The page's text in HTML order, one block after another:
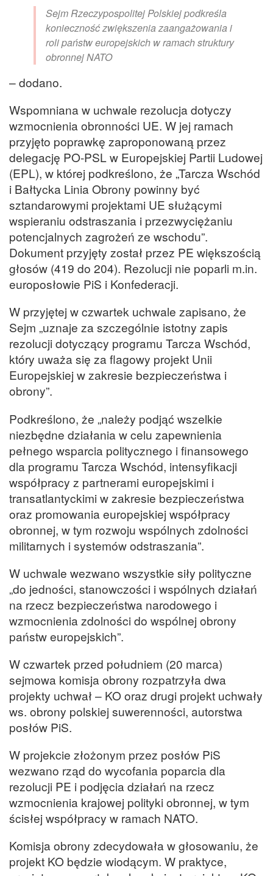
Sejm Rzeczypospolitej Polskiej podkreśla
konieczność zwiększenia zaangażowania i
roli państw europejskich w ramach struktury
obronnej NATO
– dodano.
Wspomniana w uchwale rezolucja dotyczy
wzmocnienia obronności UE. W jej ramach
przyjęto poprawkę zaproponowaną przez
delegację PO-PSL w Europejskiej Partii Ludowej
(EPL), w której podkreślono, że „Tarcza Wschód
i Bałtycka Linia Obrony powinny być
sztandarowymi projektami UE służącymi
wspieraniu odstraszania i przezwyciężaniu
potencjalnych zagrożeń ze wschodu”.
Dokument przyjęty został przez PE większością
głosów (419 do 204). Rezolucji nie poparli m.in.
europosłowie PiS i Konfederacji.
W przyjętej w czwartek uchwale zapisano, że
Sejm „uznaje za szczególnie istotny zapis
rezolucji dotyczący programu Tarcza Wschód,
który uważa się za flagowy projekt Unii
Europejskiej w zakresie bezpieczeństwa i
obrony”.
Podkreślono, że „należy podjąć wszelkie
niezbędne działania w celu zapewnienia
pełnego wsparcia politycznego i finansowego
dla programu Tarcza Wschód, intensyfikacji
współpracy z partnerami europejskimi i
transatlantyckimi w zakresie bezpieczeństwa
oraz promowania europejskiej współpracy
obronnej, w tym rozwoju wspólnych zdolności
militarnych i systemów odstraszania”.
W uchwale wezwano wszystkie siły polityczne
„do jedności, stanowczości i wspólnych działań
na rzecz bezpieczeństwa narodowego i
wzmocnienia zdolności do wspólnej obrony
państw europejskich”.
W czwartek przed południem (20 marca)
sejmowa komisja obrony rozpatrzyła dwa
projekty uchwał – KO oraz drugi projekt uchwały
ws. obrony polskiej suwerenności, autorstwa
posłów PiS.
W projekcie złożonym przez posłów PiS
wezwano rząd do wycofania poparcia dla
rezolucji PE i podjęcia działań na rzecz
wzmocnienia krajowej polityki obronnej, w tym
ścisłej współpracy w ramach NATO.
Komisja obrony zdecydowała w głosowaniu, że
projekt KO będzie wiodącym. W praktyce,